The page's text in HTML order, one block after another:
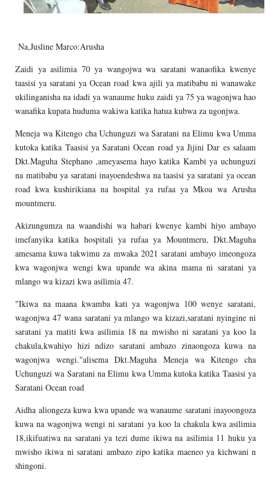
Na,Jusline Marco:Arusha
Zaidi ya asilimia 70 ya wangojwa wa saratani wanaofika kwenye
taasisi ya saratani ya Ocean road kwa ajili ya matibabu ni wanawake
ukilinganisha na idadi ya wanaume huku zaidi ya 75 ya wagonjwa hao
wanafika kupata huduma wakiwa katika hatua kubwa za ugonjwa.
Meneja wa Kitengo cha Uchunguzi wa Saratani na Elimu kwa Umma
kutoka katika Taasisi ya Saratani Ocean road ya Jijini Dar es salaam
Dkt.Maguha Stephano ,ameyasema hayo katika Kambi ya uchunguzi
na matibabu ya saratani inayoendeshwa na taasisi ya saratani ya ocean
road kwa kushirikiana na hospital ya rufaa ya Mkoa wa Arusha
mountmeru.
Akizungumza na waandishi wa habari kwenye kambi hiyo ambayo
imefanyika katika hospitali ya rufaa ya Mountmeru, Dkt.Maguha
amesama kuwa takwimu za mwaka 2021 saratani ambayo imeongoza
kwa wagonjwa wengi kwa upande wa akina mama ni saratani ya
mlango wa kizazi kwa asilimia 47.
"Ikiwa na maana kwamba kati ya wagonjwa 100 wenye saratani,
wagonjwa 47 wana saratani ya mlango wa kizazi,saratani nyingine ni
saratani ya matiti kwa asilimia 18 na mwisho ni saratani ya koo la
chakula,kwahiyo hizi ndizo saratani ambazo zinaongoza kuwa na
wagonjwa wengi."alisema Dkt.Maguha Meneja wa Kitengo cha
Uchunguzi wa Saratani na Elimu kwa Umma kutoka katika Taasisi ya
Saratani Ocean road
Aidha aliongeza kuwa kwa upande wa wanaume saratani inayoongoza
kuwa na wagonjwa wengi ni saratani ya koo la chakula kwa asilimia
18,ikifuatiwa na saratani ya tezi dume ikiwa na asilimia 11 huku ya
mwisho ikiwa ni saratani ambazo zipo katika maeneo ya kichwani n
shingoni.